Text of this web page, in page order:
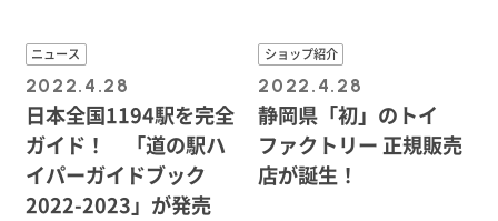
ニュース
2022.4.28
日本全国1194駅を完全
ガイド！ 「道の駅ハ
イパーガイドブック
2022-2023」が発売
ショップ紹介
2022.4.28
静岡県「初」のトイ
ファクトリー 正規販売
店が誕生！